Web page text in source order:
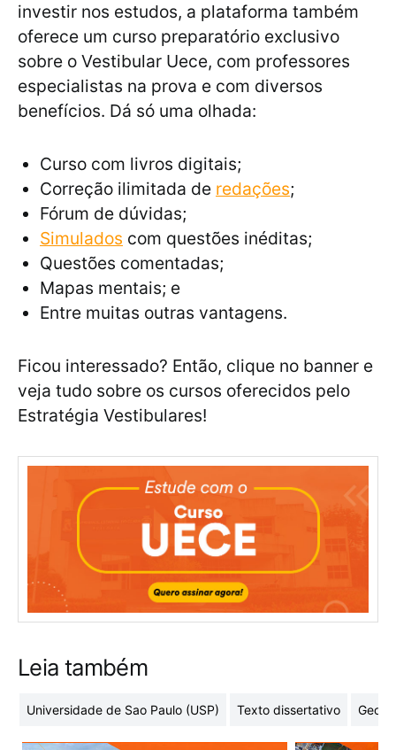
investir nos estudos, a plataforma também
oferece um curso preparatório exclusivo
sobre o Vestibular Uece, com professores
especialistas na prova e com diversos
benefícios. Dá só uma olhada:
Curso com livros digitais;
Correção ilimitada de redações;
Fórum de dúvidas;
Simulados com questões inéditas;
Questões comentadas;
Mapas mentais; e
Entre muitas outras vantagens.
Ficou interessado? Então, clique no banner e
veja tudo sobre os cursos oferecidos pelo
Estratégia Vestibulares!
Leia também
Universidade de Sao Paulo (USP) Texto dissertativo